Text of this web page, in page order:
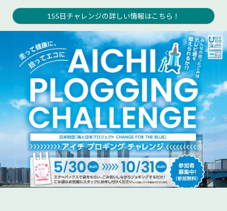
155日チャレンジの詳しい情報はこちら！